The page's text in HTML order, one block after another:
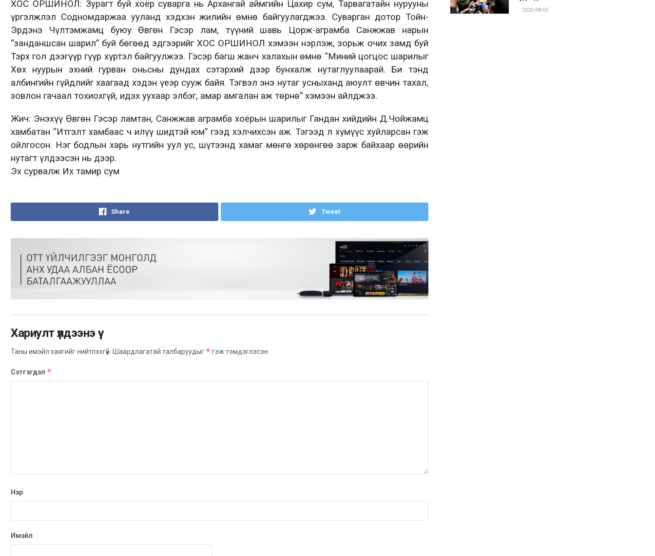
ХОС ОРШИНОЛ: Зурагт буй хоёр суварга нь Архангай аймгийн Цахир сум, Тарвагатайн нурууны
үргэлжлэл Содномдаржаа ууланд хэдхэн жилийн өмнө байгуулагджээ. Суварган дотор Тойн-
Эрдэнэ Чүлтэмжамц буюу Өвгөн Гэсэр лам, түүний шавь Цорж-аграмба Санжжав нарын
“занданшсан шарил” буй бөгөөд эдгээрийг ХОС ОРШИНОЛ хэмээн нэрлэж, зорьж очих замд буй
Тэрх гол дээгүүр гүүр хүртэл байгуулжээ. Гэсэр багш жанч халахын өмнө “Миний цогцос шарилыг
Хөх нуурын эхний гурван оньсны дундах сэтэрхий дээр бунхалж нутаглуулаарай. Би тэнд
албингийн гүйдлийг хаагаад хэдэн үеэр сууж байя. Тэгвэл энэ нутаг усныханд аюулт өвчин тахал,
зовлон гачаал тохиохгүй, идэх уухаар элбэг, амар амгалан аж төрнө” хэмээн айлджээ.
Жич: Энэхүү Өвгөн Гэсэр ламтан, Санжжав аграмба хоёрын шарилыг Гандан хийдийн Д.Чойжамц
хамбатан “Итгэлт хамбаас ч илүү шидтэй юм” гээд хэлчихсэн аж. Тэгээд л хүмүүс хуйларсан гэж
ойлгосон. Нэг бодлын харь нутгийн уул ус, шүтээнд хамаг мөнгө хөрөнгөө зарж байхаар өөрийн
нутагт үлдээсэн нь дээр.
Эх сурвалж Их тамир сум
Share Tweet
Хариулт үлдээнэ үү
Таны имэйл хаягийг нийтлэхгүй. Шаардлагатай талбаруудыг * гэж тэмдэглэсэн
Сэтгэгдэл *
Нэр
Имэйл
2026-08-05